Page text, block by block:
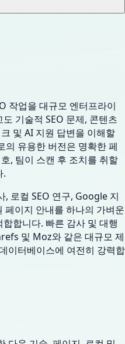
작업을 대규모 엔터프라이
기술적 SEO 문제, 콘텐츠
및 AI 지원 답변을 이해할
의 유용한 버전은 명확한 페
, 팀이 스캔 후 조치를 취할
.
로컬 SEO 연구, Google 지
페이지 안내를 하나의 가벼운
합니다. 빠른 감사 및 대행
및 Moz와 같은 대규모 제
이터베이스에 여전히 강력합